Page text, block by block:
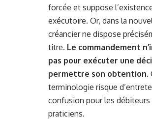
forcée et suppose
exécutoire. Or, dans la
créancier ne dispose
titre. Le commandement
pas pour exécuter une
permettre son obtention.
terminologie risque
confusion pour les
praticiens.